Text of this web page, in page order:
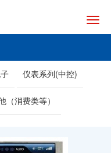
切
换
仪表系列(中控)
（消费类等）